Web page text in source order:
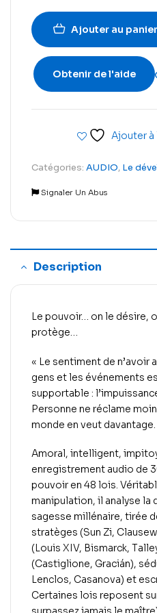
Ajouter au panier
Obtenir de l'aide
Ajouter à
Catégories: AUDIO, Le
Signaler Un Abus
Description
Le pouvoir… on le désire,
protège…
« Le sentiment de n’avoir
gens et les événements
supportable :
Personne ne réclame
monde en veut davantage.
Amoral, intelligent,
enregistrement audio de
pouvoir en 48 lois.
manipulation, il analyse
sagesse millénaire, tirée
stratèges (Sun Zi,
(Louis XIV, Bismarck,
(Castiglione, Gracián),
Lenclos, Casanova) et
Certaines lois reposent